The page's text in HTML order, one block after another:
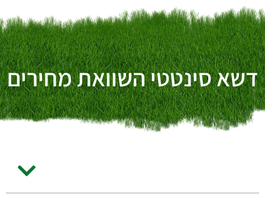
דשא סינטטי השוואת מחירים